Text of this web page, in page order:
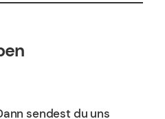
sendest du uns